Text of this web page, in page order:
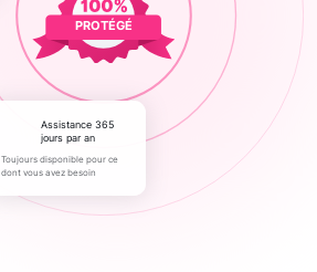
PROTÉGÉ
Assistance 365
jours par an
Toujours disponible pour ce
dont vous avez besoin